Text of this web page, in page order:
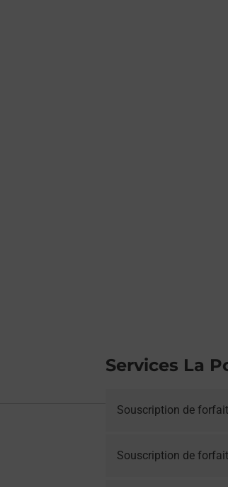
Services La
Souscription de
Souscription de